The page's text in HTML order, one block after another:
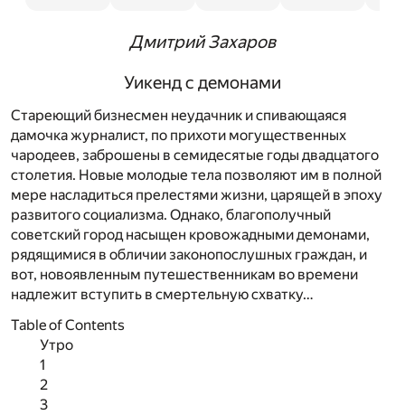
Дмитрий Захаров
Уикенд с демонами
Стареющий бизнесмен неудачник и спивающаяся
дамочка журналист, по прихоти могущественных
чародеев, заброшены в семидесятые годы двадцатого
столетия. Новые молодые тела позволяют им в полной
мере насладиться прелестями жизни, царящей в эпоху
развитого социализма. Однако, благополучный
советский город насыщен кровожадными демонами,
рядящимися в обличии законопослушных граждан, и
вот, новоявленным путешественникам во времени
надлежит вступить в смертельную схватку…
Table of Contents
Утро
1
2
3